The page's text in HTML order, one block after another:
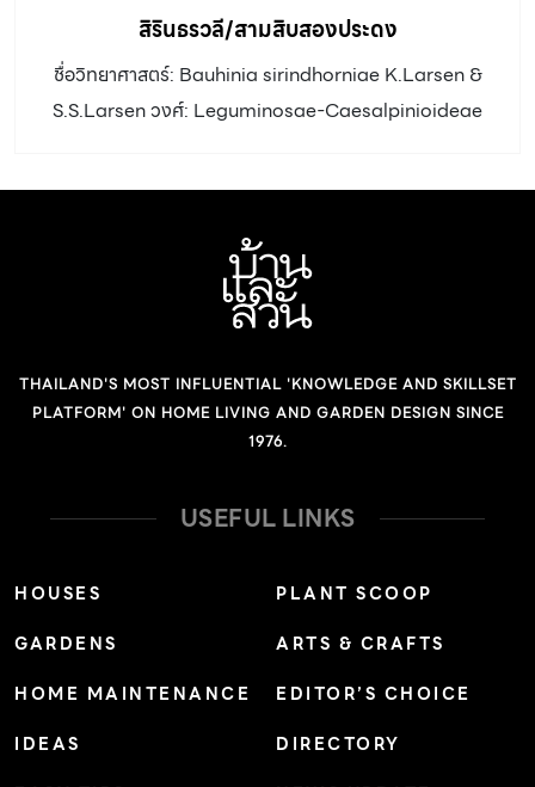
สิรินธรวลี/สามสิบสองประดง
ชื่อวิทยาศาสตร์: Bauhinia sirindhorniae K.Larsen &
S.S.Larsen วงศ์: Leguminosae-Caesalpinioideae
พันออกตามซอกใบแยกเป็นสองอัน ปลายม้วนงอ มักมีขนสี
เดี่ยวเรียงสลับ รูปไข่ กว้าง 4-7 เซนติเมตร ยาว 5-18
เซนติเมตร ปลายใบแยกเป็นแฉกแหลมตื้นๆ หรือเว้าลึกจนชิด
โคนใบ แผ่นใบหนาคล้ายแผ่นหนัง สีเขียวเข้มเป็นมัน ดอก:
แฉก กลีบดอก 5 กลีบ สีส้มอมชมพูหรือส้ม บางครั้งพบมีสี
ขาว ออกดอกเดือนสิงหาคมถึงกันยายน ผล: ฝักแบน ภายในมี
น้ำ: ปานกลาง แสงแดด: เต็มวัน […]
THAILAND'S MOST INFLUENTIAL 'KNOWLEDGE AND SKILLSET
PLATFORM' ON HOME LIVING AND GARDEN DESIGN SINCE
1976.
USEFUL LINKS
HOUSES
GARDENS
HOME MAINTENANCE
IDEAS
PLANT SCOOP
ARTS & CRAFTS
EDITOR’S CHOICE
DIRECTORY